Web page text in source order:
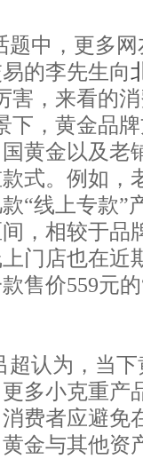
题中，更多
的李先生向
害，来看的
下，黄金品
黄金以及老
式。例如，
“线上专款”
，相较于品
门店也在近
售价559元
超认为，当
多小克重产
费者应避免
金与其他资